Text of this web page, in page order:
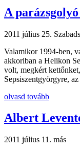
A
2011 július 25.
Valamikor 1994-ben,
akkoriban a Helikon
volt, megkért
Sepsiszentgyörgyre,
olvasd tovább
Albert
2011 július 11. más